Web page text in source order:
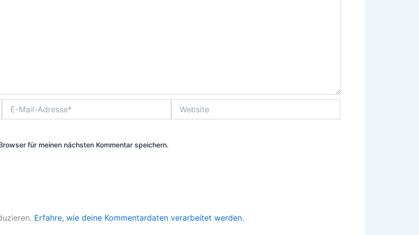
Mail-
für meinen nächsten Kommentar speichern.
Erfahre, wie deine Kommentardaten verarbeitet werden.